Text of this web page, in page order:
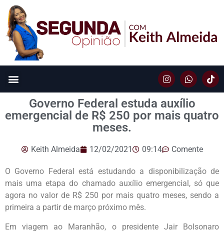
Governo Federal estuda auxílio
emergencial de R$ 250 por mais quatro
meses.
Keith Almeida 12/02/2021 09:14 Comente
O Governo Federal está estudando a disponibilização de
mais uma etapa do chamado auxílio emergencial, só que
agora no valor de R$ 250 por mais quatro meses, sendo a
primeira a partir de março próximo mês.
Em viagem ao Maranhão, o presidente Jair Bolsonaro